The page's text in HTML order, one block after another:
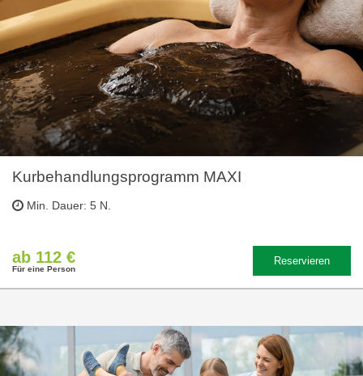
Kurbehandlungsprogramm MAXI
Min. Dauer: 5 N.
ab 112 €
Für eine Person
Reservieren